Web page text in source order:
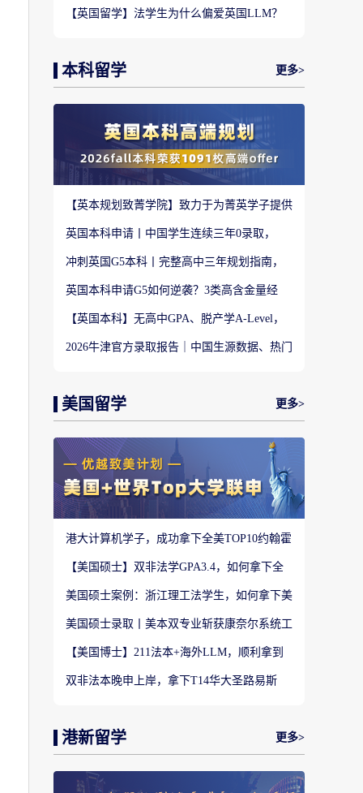
【英国留学】法学生为什么偏爱英国LLM？
本科留学 更多>
【英本规划致菁学院】致力于为菁英学子提供
英国本科申请丨中国学生连续三年0录取，
冲刺英国G5本科丨完整高中三年规划指南，
英国本科申请G5如何逆袭？3类高含金量经
【英国本科】无高中GPA、脱产学A-Level，
2026牛津官方录取报告｜中国生源数据、热门
美国留学 更多>
港大计算机学子，成功拿下全美TOP10约翰霍
【美国硕士】双非法学GPA3.4，如何拿下全
美国硕士案例：浙江理工法学生，如何拿下美
美国硕士录取丨美本双专业斩获康奈尔系统工
【美国博士】211法本+海外LLM，顺利拿到
双非法本晚申上岸，拿下T14华大圣路易斯
港新留学 更多>